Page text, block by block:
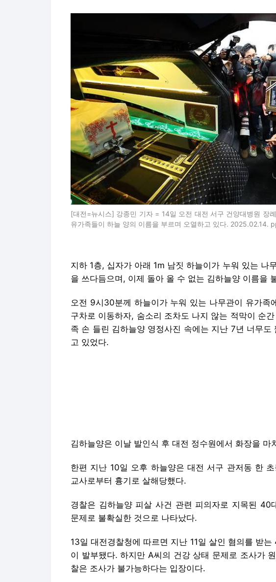
[대전=뉴시스] 강종민 기자 = 14일 오전 대전 서구 건양대병원 장
유가족들이 하늘 양의 이름을 부르며 오열하고 있다. 2025.02.14.
지하 1층, 십자가 아래 1m 남짓 하늘이가 누워 있는 나
을 쓰다듬으며, 이제 돌아 올 수 없는 김하늘양 이름을
오전 9시30분께 하늘이가 누워 있는 나무관이 유가족
구차로 이동하자, 숨소리 조차도 나지 않는 적막이 순
족 손 들린 김하늘양 영정사진 속에는 지난 7년 너무
고 있었다.
문제로 불확실한 것으로 나타났다.
13일 대전경찰청에 따르면 지난 11일 살인 혐의를 받
이 발부됐다. 하지만 A씨의 건강 상태 문제로 조사가